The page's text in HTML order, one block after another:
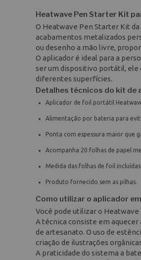
Heatwave Pen Starter Kit
O Heatwave Pen Starter Kit
acabamentos metalizados
ou desenho a mão livre,
O aplicador é ideal para a
ser um dispositivo portátil, ele
diferentes superfícies.
Detalhes técnicos do kit de
Aplicador de foil portátil
Alimentação por bateria para
Ponta com espessura maior que
Acompanha 20 folhas de papel
Medida das folhas de foil
Produto fornecido sem as pilhas.
Como utilizar o aplicador
Você pode utilizar o
A técnica consiste em
de artesanato. O uso de
criação de ilustrações
A praticidade do sistema a